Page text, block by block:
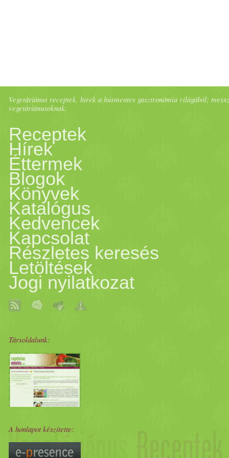
Vegetáriánus receptek, hírek a húsmentes gasztronómia világából;
vegetáriánusoknak.
Receptek
Hírek
Éttermek
Blogok
Könyvek
Katalógus
Kedvencek
Kapcsolat
Részletes keresés
Letöltések
Jogi nyilatkozat
Társoldalunk:
A honlapot készítette: